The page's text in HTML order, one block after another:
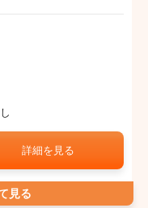
詳細を見る
見る